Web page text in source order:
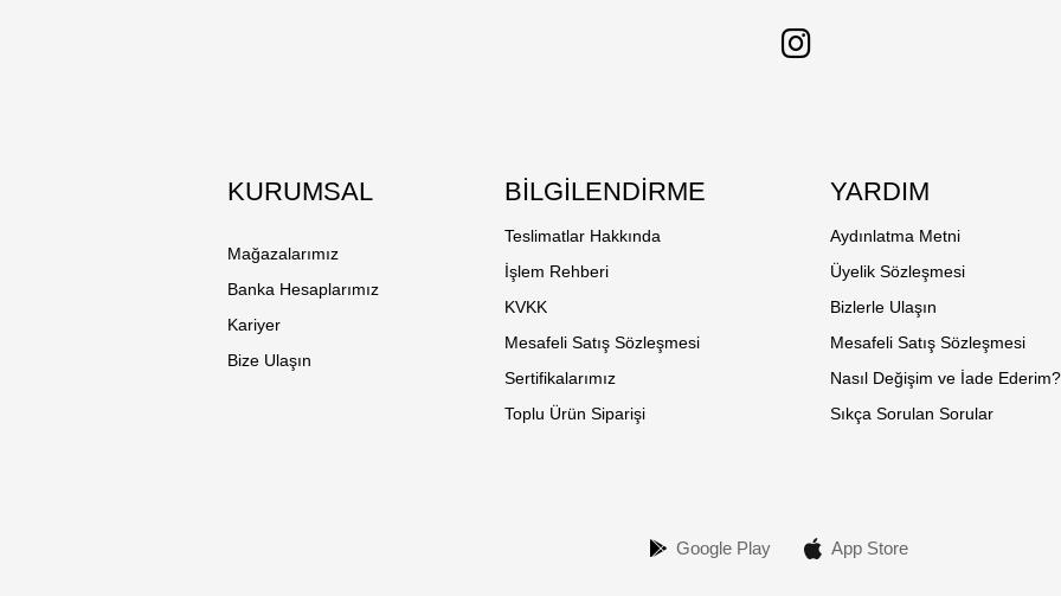
KURUMSAL
Mağazalarımız
Banka Hesaplarımız
Kariyer
Bize Ulaşın
BİLGİLENDİRME
Teslimatlar Hakkında
İşlem Rehberi
KVKK
Mesafeli Satış Sözleşmesi
Sertifikalarımız
Toplu Ürün Siparişi
YARDIM
Aydınlatma Metni
Üyelik Sözleşmesi
Bizlerle Ulaşın
Mesafeli Satış Sözleşmesi
Nasıl Değişim ve İade Ederim?
Sıkça Sorulan Sorular
Google Play App Store